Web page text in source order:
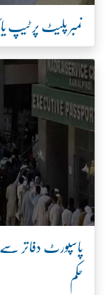
نمبر پلیٹ پر ٹیپ
پاسپورٹ دفاتر سے
حکم